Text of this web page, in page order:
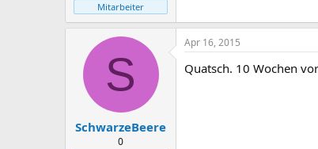
Mitarbeiter
S
SchwarzeBeere
0
Apr 16, 2015
Quatsch. 10 Wochen